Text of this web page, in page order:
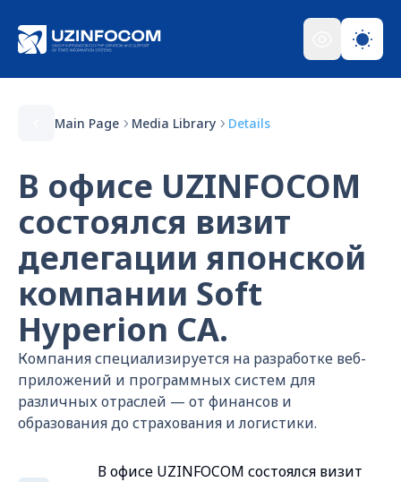
Main Page Media Library Details
В офисе UZINFOCOM
состоялся визит
делегации японской
компании Soft
Hyperion CA.
Компания специализируется на разработке веб-
приложений и программных систем для
различных отраслей — от финансов и
образования до страхования и логистики.
В офисе UZINFOCOM состоялся визит